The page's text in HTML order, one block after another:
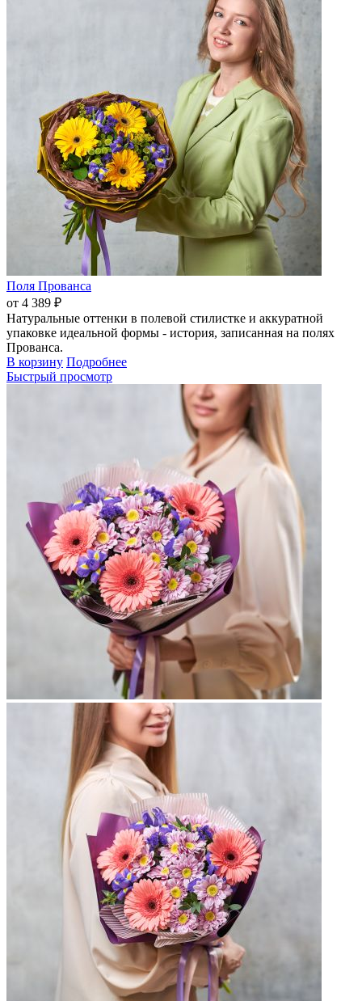
Поля Прованса
от 4 389 ₽
Натуральные оттенки в полевой стилистке и аккуратной
упаковке идеальной формы - история, записанная на полях
Прованса.
В корзину Подробнее
Быстрый просмотр